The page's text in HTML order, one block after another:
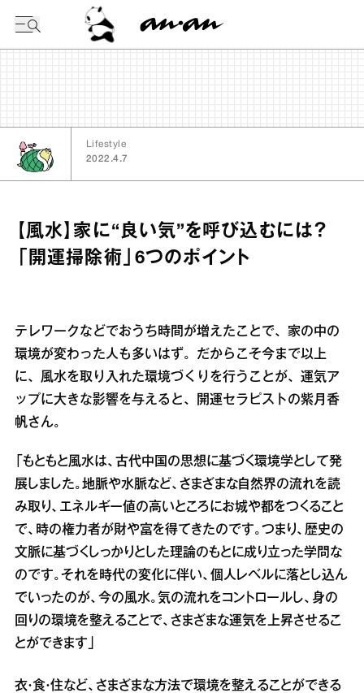
Lifestyle
2022.4.7
【風水】家に“良い気”を呼び込むには？
「開運掃除術」6つのポイント
テレワークなどでおうち時間が増えたことで、家の中の
環境が変わった人も多いはず。だからこそ今まで以上
に、風水を取り入れた環境づくりを行うことが、運気ア
ップに大きな影響を与えると、開運セラピストの紫月香
帆さん。
「もともと風水は、古代中国の思想に基づく環境学として発
展しました。地脈や水脈など、さまざまな自然界の流れを読
み取り、エネルギー値の高いところにお城や都をつくること
で、時の権力者が財や富を得てきたのです。つまり、歴史の
文脈に基づくしっかりとした理論のもとに成り立った学問な
のです。それを時代の変化に伴い、個人レベルに落とし込ん
でいったのが、今の風水。気の流れをコントロールし、身の
回りの環境を整えることで、さまざまな運気を上昇させるこ
とができます」
衣・食・住など、さまざまな方法で環境を整えることができる